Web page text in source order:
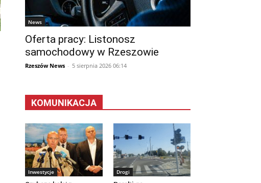
News
Oferta pracy: Listonosz
samochodowy w Rzeszowie
Rzeszów News - 5 sierpnia 2026 06:14
KOMUNIKACJA
Inwestycje Drogi